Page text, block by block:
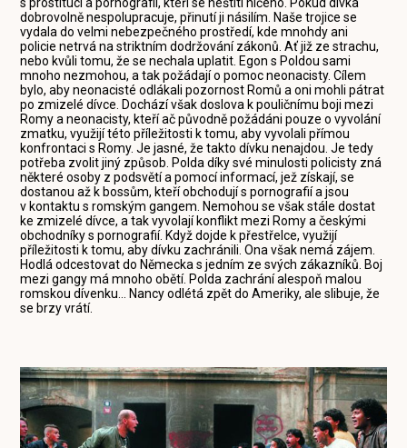
dobrovolně nespolupracuje, přinutí ji násilím. Naše trojice se
vydala do velmi nebezpečného prostředí, kde mnohdy ani
policie netrvá na striktním dodržování zákonů. Ať již ze strachu,
nebo kvůli tomu, že se nechala uplatit. Egon s Poldou sami
mnoho nezmohou, a tak požádají o pomoc neonacisty. Cílem
bylo, aby neonacisté odlákali pozornost Romů a oni mohli pátrat
po zmizelé dívce. Dochází však doslova k pouličnímu boji mezi
Romy a neonacisty, kteří ač původně požádáni pouze o vyvolání
zmatku, využijí této příležitosti k tomu, aby vyvolali přímou
konfrontaci s Romy. Je jasné, že takto dívku nenajdou. Je tedy
potřeba zvolit jiný způsob. Polda díky své minulosti policisty zná
některé osoby z podsvětí a pomocí informací, jež získají, se
dostanou až k bossům, kteří obchodují s pornografií a jsou
v kontaktu s romským gangem. Nemohou se však stále dostat
ke zmizelé dívce, a tak vyvolají konflikt mezi Romy a českými
obchodníky s pornografií. Když dojde k přestřelce, využijí
příležitosti k tomu, aby dívku zachránili. Ona však nemá zájem.
Hodlá odcestovat do Německa s jedním ze svých zákazníků. Boj
mezi gangy má mnoho obětí. Polda zachrání alespoň malou
romskou dívenku... Nancy odlétá zpět do Ameriky, ale slibuje, že
se brzy vrátí.